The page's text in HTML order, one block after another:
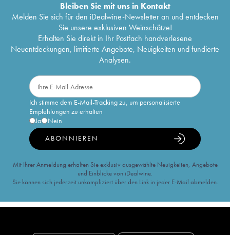
Bleiben Sie mit uns in Kontakt
Melden Sie sich für den iDealwine-Newsletter an und entdecken
Sie unsere exklusiven Weinschätze!
Erhalten Sie direkt in Ihr Postfach handverlesene
Neuentdeckungen, limitierte Angebote, Neuigkeiten und fundierte
Analysen.
Ich stimme dem E-Mail-Tracking zu, um personalisierte
Empfehlungen zu erhalten
Ja
Nein
ABONNIEREN
Mit Ihrer Anmeldung erhalten Sie exklusiv ausgewählte Neuigkeiten, Angebote
und Einblicke von iDealwine.
Sie können sich jederzeit unkompliziert über den Link in jeder E-Mail abmelden.